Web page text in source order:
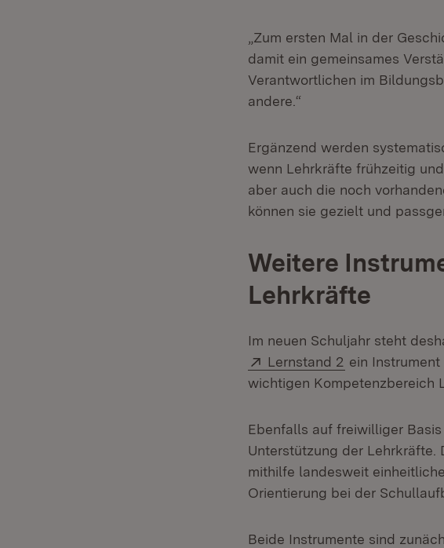
„Zum ersten Mal in der
damit ein gemeinsames
Verantwortlichen im
andere.“
Ergänzend werden
wenn Lehrkräfte frühzeitig
aber auch die noch
können sie gezielt und
Weitere
Lehrkräfte
Im neuen Schuljahr steht
Extern:
Lernstand 2 (Öffnet in
ein
wichtigen Kompetenzbereich
Ebenfalls auf freiwilliger
Unterstützung der Lehrkräfte.
mithilfe landesweit
Orientierung bei der
Beide Instrumente sind